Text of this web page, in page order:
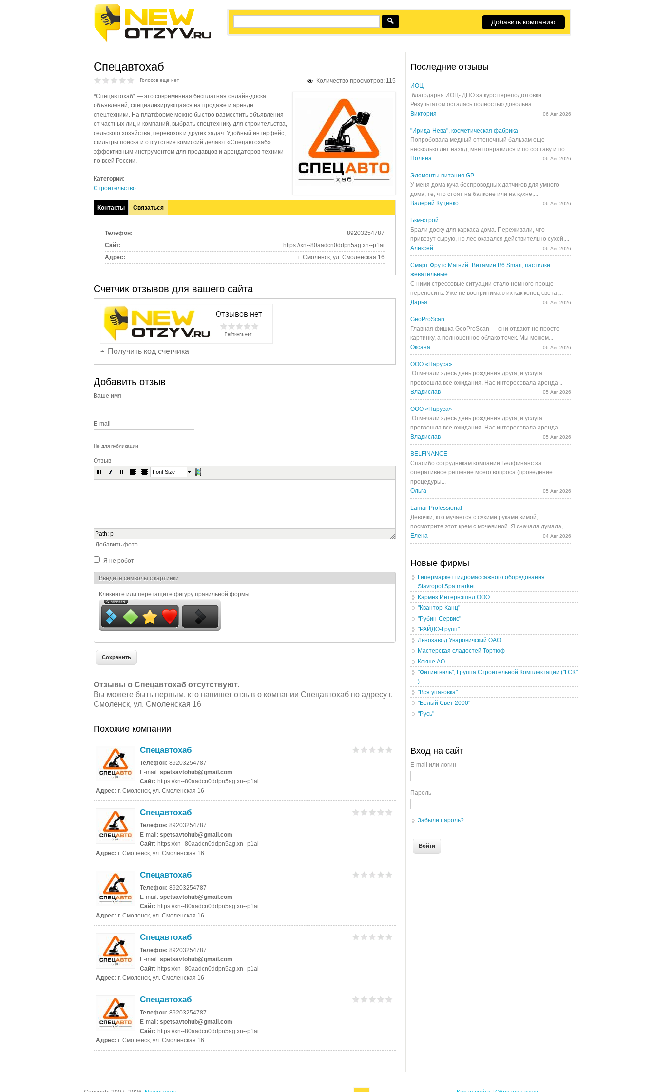
Добавить компанию
Спецавтохаб
Количество просмотров: 115
Голосов еще нет
*Спецавтохаб* — это современная бесплатная онлайн-доска
объявлений, специализирующаяся на продаже и аренде
спецтехники. На платформе можно быстро разместить объявления
от частных лиц и компаний, выбрать спецтехнику для строительства,
сельского хозяйства, перевозок и других задач. Удобный интерфейс,
фильтры поиска и отсутствие комиссий делают «Спецавтохаб»
эффективным инструментом для продавцов и арендаторов техники
по всей России.
Категории:
Строительство
Контакты
(активная
Связаться
Телефон:
89203254787
Сайт:
https://xn--80aadcn0ddpn5ag.xn--p1ai
Адрес:
г. Смоленск, ул. Смоленская 16
Счетчик отзывов для вашего сайта
Получить код счетчика
Добавить отзыв
Ваше имя
E-mail
Не для публикации
Отзыв
Font Size
Path: p
Добавить фото
Я не робот
Я спамер
Введите символы с картинки
Кликните или перетащите фигуру правильной формы.
Отзывы о Спецавтохаб отсутствуют.
Вы можете быть первым, кто напишет отзыв о компании Спецавтохаб по адресу г.
Смоленск, ул. Смоленская 16
Похожие компании
Спецавтохаб
Телефон: 89203254787
E-mail: spetsavtohub@gmail.com
Сайт: https://xn--80aadcn0ddpn5ag.xn--p1ai
Адрес: г. Смоленск, ул. Смоленская 16
Спецавтохаб
Телефон: 89203254787
E-mail: spetsavtohub@gmail.com
Сайт: https://xn--80aadcn0ddpn5ag.xn--p1ai
Адрес: г. Смоленск, ул. Смоленская 16
Спецавтохаб
Телефон: 89203254787
E-mail: spetsavtohub@gmail.com
Сайт: https://xn--80aadcn0ddpn5ag.xn--p1ai
Адрес: г. Смоленск, ул. Смоленская 16
Спецавтохаб
Телефон: 89203254787
E-mail: spetsavtohub@gmail.com
Сайт: https://xn--80aadcn0ddpn5ag.xn--p1ai
Адрес: г. Смоленск, ул. Смоленская 16
Спецавтохаб
Телефон: 89203254787
E-mail: spetsavtohub@gmail.com
Сайт: https://xn--80aadcn0ddpn5ag.xn--p1ai
Адрес: г. Смоленск, ул. Смоленская 16
Последние отзывы
ИОЦ
благодарна ИОЦ- ДПО за курс переподготовки.
Результатом осталась полностью довольна....
Виктория
06 Авг 2026
"Ирида-Нева", косметическая фабрика
Попробовала медный оттеночный бальзам еще
несколько лет назад, мне понравился и по составу и по...
Полина
06 Авг 2026
Элементы питания GP
У меня дома куча беспроводных датчиков для умного
дома, те, что стоят на балконе или на кухне,...
Валерий Куценко
06 Авг 2026
Бкм-строй
Брали доску для каркаса дома. Переживали, что
привезут сырую, но лес оказался действительно сухой,...
Алексей
06 Авг 2026
Смарт Фрутс Магний+Витамин В6 Smart, пастилки
жевательные
С ними стрессовые ситуации стало немного проще
переносить. Уже не воспринимаю их как конец света,...
Дарья
06 Авг 2026
GeoProScan
Главная фишка GeoProScan — они отдают не просто
картинку, а полноценное облако точек. Мы можем...
Оксана
06 Авг 2026
ООО «Паруса»
Отмечали здесь день рождения друга, и услуга
превзошла все ожидания. Нас интересовала аренда...
Владислав
05 Авг 2026
ООО «Паруса»
Отмечали здесь день рождения друга, и услуга
превзошла все ожидания. Нас интересовала аренда...
Владислав
05 Авг 2026
BELFINANCE
Спасибо сотрудникам компании Белфинанс за
оперативное решение моего вопроса (проведение
процедуры...
Ольга
05 Авг 2026
Lamar Professional
Девочки, кто мучается с сухими руками зимой,
посмотрите этот крем с мочевиной. Я сначала думала,...
Елена
04 Авг 2026
Новые фирмы
Гипермаркет гидромассажного оборудования
Stavropol.Spa.market
Кармез Интернэшнл ООО
"Квантор-Канц"
"Рубин-Сервис"
"РАЙДО-Групп"
Льнозавод Уваровичский ОАО
Мастерская сладостей Тортюф
Кокше АО
"Фитингвиль", Группа Строительной Комплектации ("ГСК"
)
"Вся упаковка"
"Белый Свет 2000"
"Русь"
Вход на сайт
E-mail или логин
Пароль
Забыли пароль?